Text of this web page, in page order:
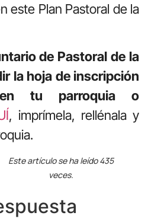
este Plan Pastoral de la
de Pastoral de la
la hoja de inscripción
tu parroquia o
, imprímela, rellénala y
Este artículo se ha leído 435
veces.